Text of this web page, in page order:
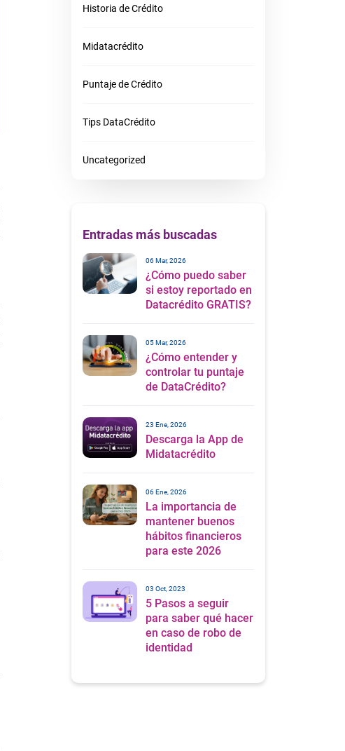
Historia de Crédito
Midatacrédito
Puntaje de Crédito
Tips DataCrédito
Uncategorized
Entradas más buscadas
06 Mar, 2026
¿Cómo puedo saber
si estoy reportado en
Datacrédito GRATIS?
05 Mar, 2026
¿Cómo entender y
controlar tu puntaje
de DataCrédito?
23 Ene, 2026
Descarga la App de
Midatacrédito
06 Ene, 2026
La importancia de
mantener buenos
hábitos financieros
para este 2026
03 Oct, 2023
5 Pasos a seguir
para saber qué hacer
en caso de robo de
identidad